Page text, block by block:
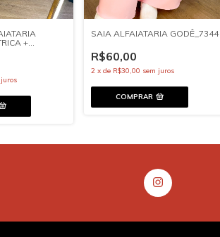
+
SAIA ALFAIATARIA GODÊ_7344
R$60,00
2 xde R$30,00 sem juros
COMPRAR